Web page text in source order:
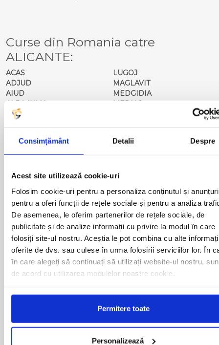
Consimțământ Detalii Despre
Acest site utilizează cookie-uri
Folosim cookie-uri pentru a personaliza conținutul și
pentru a oferi funcții de rețele sociale și pentru a analiza
De asemenea, le oferim partenerilor de rețele sociale, de
publicitate și de analize informații cu privire la modul în care
folosiți site-ul nostru. Aceștia le pot combina cu alte
oferite de dvs. sau culese în urma folosirii serviciilor lor. În
în care alegeți să continuați să utilizați website-ul nostru,
de acord cu utilizarea modulelor noastre cookie.
Permitere toate
Personalizează
Curse din Romania catre
ALICANTE:
ACAS
ADJUD
AIUD
ALBA IULIA
ALESD
BACAU
BAIA MARE
BAILESTI
BALS-OT
BARCA
BARLAD
BECHET
BECLEAN
BISTRET
BISTRITA
BOTOSANI
BRAILA
BRASOV
CALAFAT
LUGOJ
MAGLAVIT
MEDGIDIA
MEDIAS
NUSFALAU
OLTENITA
ORADEA
PASCANI
PERICEI
PERISOR
PETROSANI
PIATRA NEAMT
PISCU VECHI
PITESTI
PLOIESTI
PODARI
POIANA MARE
RAST
RESITA
RM. VALCEA